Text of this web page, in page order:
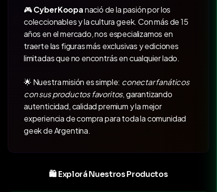
🎮CyberKoopanació de la pasión por los
coleccionables y la cultura geek. Con más de 15
años en el mercado, nos especializamos en
traerte las figuras más exclusivas y ediciones
limitadas que no encontrás en cualquier lado.
🌟 Nuestra misión es simple: conectar fanáticos
con sus productos favoritos, garantizando
autenticidad, calidad premium y la mejor
experiencia de compra para toda la comunidad
geek de Argentina.
🛍️ Explorá Nuestros Productos